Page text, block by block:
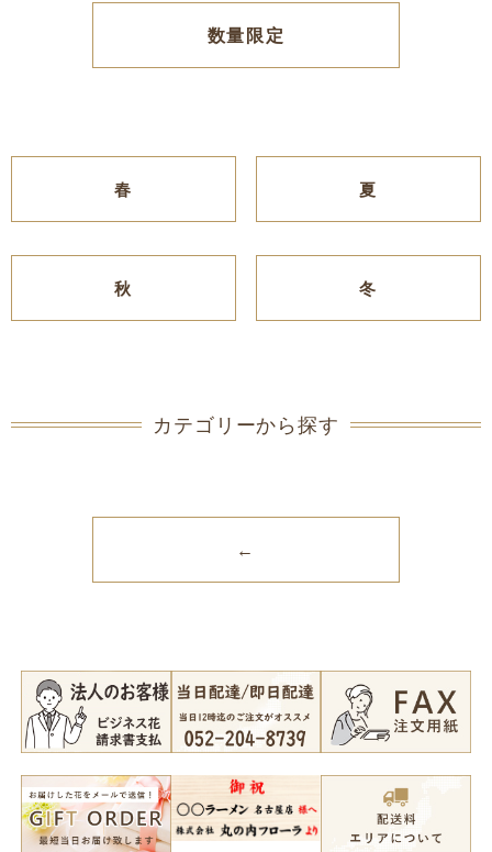
数量限定
春 夏
秋 冬
カテゴリーから探す
←